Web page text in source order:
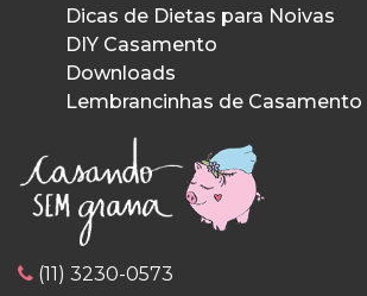
Dicas de Dietas para Noivas
DIY Casamento
Downloads
Lembrancinhas de Casamento
(11) 3230-0573